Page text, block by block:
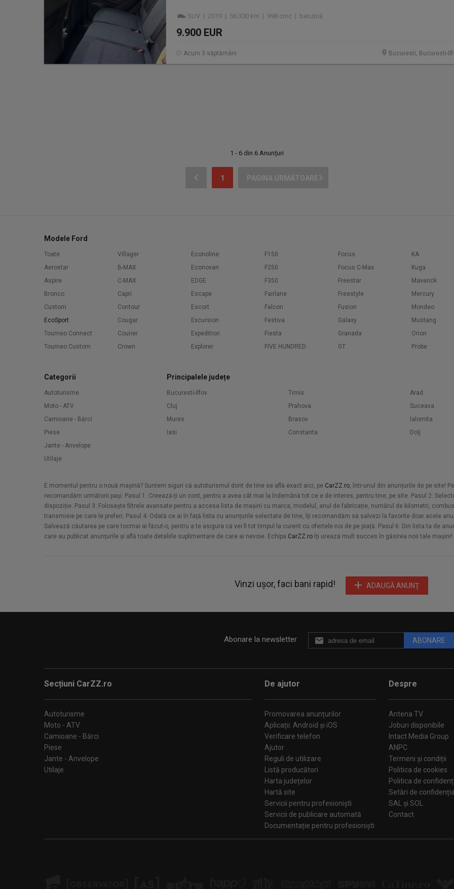
SUV | 2019 | 56.300 km | 998 cmc | benzină
9.900 EUR
Bucuresti, Bucuresti-
Acum 3 săptămâni
1 - 6 din 6 Anunțuri
1 PAGINA URMĂTOARE
Modele Ford
Toate
Aerostar
Aspire
Bronco
Custom
EcoSport
Tourneo Connect
Tourneo Custom
Villager
B-MAX
C-MAX
Capri
Contour
Cougar
Courier
Crown
Econoline
Econovan
EDGE
Escape
Escort
Excursion
Expedition
Explorer
F150
F250
F350
Fairlane
Falcon
Festiva
Fiesta
FIVE HUNDRED
Focus
Focus C-Max
Freestar
Freestyle
Fusion
Galaxy
Granada
GT
KA
Kuga
Maverick
Mercury
Mondeo
Mustang
Orion
Probe
Categorii
Autoturisme
Moto - ATV
Camioane - Bărci
Piese
Jante - Anvelope
Utilaje
Principalele județe
Bucuresti-Ilfov
Cluj
Mures
Iasi
Timis
Prahova
Brasov
Constanta
Arad
Suceava
Ialomita
Dolj
E momentul pentru o nouă mașină? Suntem siguri că autoturismul dorit de tine se află exact aici, pe CarZZ.ro, într-unul din anunțurile de pe site!
recomandăm următorii pași: Pasul 1. Creează-ți un cont, pentru a avea cât mai la îndemână tot ce e de interes, pentru tine, pe site. Pasul 2:
dispoziție. Pasul 3: Folosește filtrele avansate pentru a accesa lista de mașini cu marca, modelul, anul de fabricație, numărul de kilometri,
transmisie pe care le preferi. Pasul 4: Odată ce ai în față lista cu anunțurile selectate de tine, îți recomandăm să salvezi la favorite doar acele
Salvează căutarea pe care tocmai ai făcut-o, pentru a te asigura că vei fi tot timpul la curent cu ofertele noi de pe piață. Pasul 6: Din lista ta de
care au publicat anunțurile și află toate detaliile suplimentare de care ai nevoie. Echipa CarZZ.ro îți urează mult succes în găsirea noii tale mașini!
Vinzi ușor, faci bani rapid! ADAUGĂ ANUNŢ
Abonare la newsletter ABONARE
Secțiuni CarZZ.ro
Autoturisme
Moto - ATV
Camioane - Bărci
Piese
Jante - Anvelope
Utilaje
De ajutor
Promovarea anunțurilor
Aplicații: Android și iOS
Verificare telefon
Ajutor
Reguli de utilizare
Listă producători
Harta judeţelor
Hartă site
Servicii pentru profesioniști
Servicii de publicare automată
Documentație pentru profesioniști
Despre
Antena TV
Joburi disponibile
Intact Media Group
ANPC
Termeni și condiții
Politica de cookies
Politica de
Setări de
SAL și SOL
Contact